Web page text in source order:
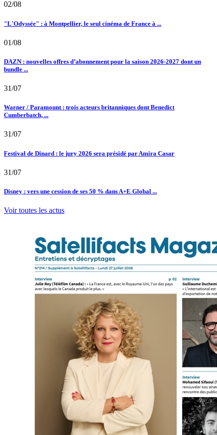
02/08
"L'Odyssée" : à Montpellier, le seul cinéma de France à ...
01/08
DAZN : nouvelles offres d’abonnement pour la saison 2026-2027 dont un
bundle ...
31/07
Warner / Paramount : trois acteurs britanniques dont Benedict
Cumberbatch, ...
31/07
Festival de Dinard : le jury 2026 sera présidé par Amira Casar
31/07
Disney : vers une cession de ses 50 % dans A+E Global ...
Voir toutes les actus